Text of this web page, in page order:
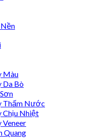
Màu
Da Bò
Thấm Nước
Chịu Nhiệt
Veneer
Quang